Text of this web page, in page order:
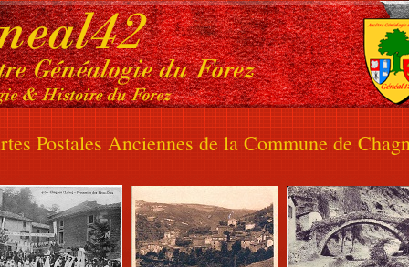
Postales Anciennes de la Commune de